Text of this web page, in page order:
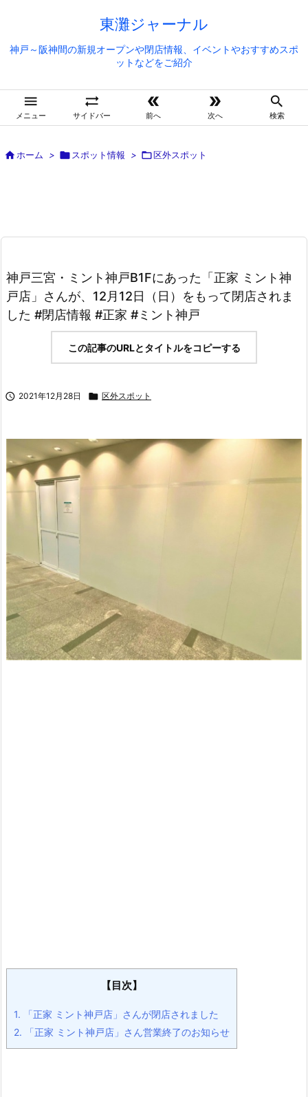
東灘ジャーナル
神戸～阪神間の新規オープンや閉店情報、イベントやおすすめスポ
ットなどをご紹介

メニュー

サイドバー

前へ

次へ

検索
ホーム >  スポット情報 > 区外スポット
神戸三宮・ミント神戸B1Fにあった「正家 ミント神
戸店」さんが、12月12日（日）をもって閉店されま
した #閉店情報 #正家 #ミント神戸
この記事のURLとタイトルをコピーする
 2021年12月28日  区外スポット
【目次】
1. 「正家 ミント神戸店」さんが閉店されました
2. 「正家 ミント神戸店」さん営業終了のお知らせ